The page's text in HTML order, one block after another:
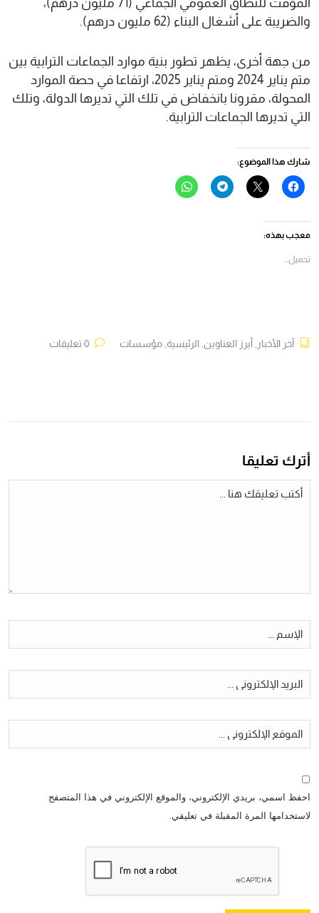
المؤقت للنطاق العمومي الجماعي (71 مليون درهم)،
والضريبة على أشغال البناء (62 مليون درهم).
من جهة أخرى، يظهر تطور بنية موارد الجماعات الترابية بين
متم يناير 2024 ومتم يناير 2025، ارتفاعا في حصة الموارد
المحولة، مقرونا بانخفاض في تلك التي تديرها الدولة، وتلك
التي تديرها الجماعات الترابية.
شارك هذا الموضوع:
انقر
للمشاركة
(فتح
في
نافذة
النقر
للمشاركة
انقر
للمشاركة
انقر
للمشاركة
معجب بهذه:
تحميل...
آخر الأخبار أبرز العناوين الرئيسية مؤسسات
أترك تعليقا
احفظ اسمي، بريدي الإلكتروني، والموقع الإلكتروني في هذا المتصفح
لاستخدامها المرة المقبلة في تعليقي.